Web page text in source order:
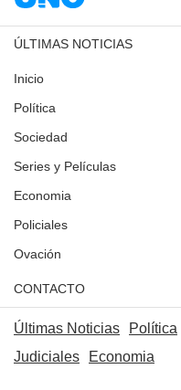
ÚLTIMAS NOTICIAS
Inicio
Política
Sociedad
Series y Películas
Economia
Policiales
Ovación
CONTACTO
Últimas Noticias Política
Judiciales
Economia